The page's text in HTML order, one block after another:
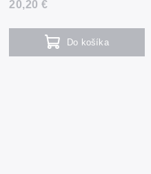
20,20 €
Do košíka